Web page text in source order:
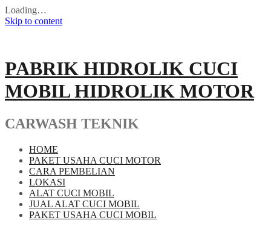
Loading…
Skip to content
PABRIK HIDROLIK CUCI
MOBIL HIDROLIK MOTOR
CARWASH TEKNIK
HOME
PAKET USAHA CUCI MOTOR
CARA PEMBELIAN
LOKASI
ALAT CUCI MOBIL
JUAL ALAT CUCI MOBIL
PAKET USAHA CUCI MOBIL